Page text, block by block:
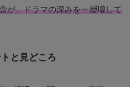
が、ドラマの深みを一層増して
と見どころ